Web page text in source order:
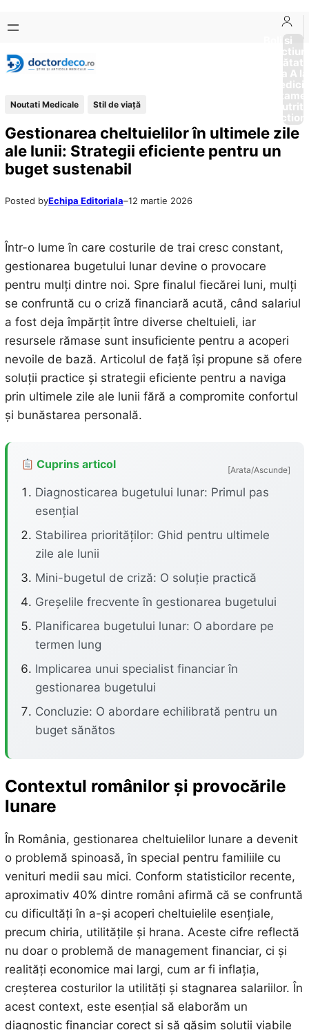
conținut
content
Boli si
Afectiuni
Sănătate
de la A
Noutati Medicale Stil de viaţă
Gestionarea cheltuielilor în ultimele zile
ale lunii: Strategii eficiente pentru un
buget sustenabil
Posted byEchipa Editoriala–12 martie 2026
Într-o lume în care costurile de trai cresc constant,
gestionarea bugetului lunar devine o provocare
pentru mulți dintre noi. Spre finalul fiecărei luni, mulți
se confruntă cu o criză financiară acută, când salariul
a fost deja împărțit între diverse cheltuieli, iar
resursele rămase sunt insuficiente pentru a acoperi
nevoile de bază. Articolul de față își propune să ofere
soluții practice și strategii eficiente pentru a naviga
prin ultimele zile ale lunii fără a compromite confortul
și bunăstarea personală.
Cuprins articol [Arata/Ascunde]
Diagnosticarea bugetului lunar: Primul pas
esențial
Stabilirea priorităților: Ghid pentru ultimele
zile ale lunii
Mini-bugetul de criză: O soluție practică
Greșelile frecvente în gestionarea bugetului
Planificarea bugetului lunar: O abordare pe
termen lung
Implicarea unui specialist financiar în
gestionarea bugetului
Concluzie: O abordare echilibrată pentru un
buget sănătos
Contextul românilor și provocările
lunare
În România, gestionarea cheltuielilor lunare a devenit
o problemă spinoasă, în special pentru familiile cu
venituri medii sau mici. Conform statisticilor recente,
aproximativ 40% dintre români afirmă că se confruntă
cu dificultăți în a-și acoperi cheltuielile esențiale,
precum chiria, utilitățile și hrana. Aceste cifre reflectă
nu doar o problemă de management financiar, ci și
realități economice mai largi, cum ar fi inflația,
creșterea costurilor la utilități și stagnarea salariilor. În
acest context, este esențial să elaborăm un
diagnostic financiar corect și să găsim soluții viabile